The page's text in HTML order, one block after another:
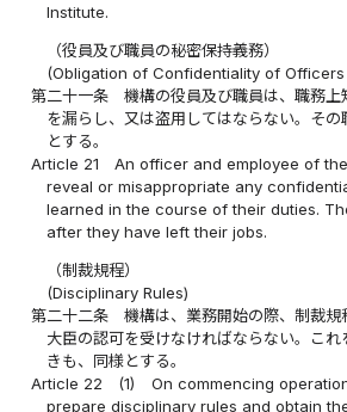
Institute.
（役員及び職員の秘密保持義務）
(Obligation of Confidentiality of Officers
第二十一条
機構の役員及び職員は、職務
を漏らし、又は盗用してはならない。そ
とする。
Article 21
An officer and employee of
reveal or misappropriate any
learned in the course of their duties.
after they have left their jobs.
（制裁規程）
(Disciplinary Rules)
第二十二条
機構は、業務開始の際、制裁
大臣の認可を受けなければならない。こ
きも、同様とする。
Article 22
(1)
On commencing
prepare disciplinary rules and obtain